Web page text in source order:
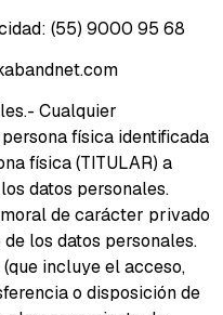
(55) 9000 95 68
Cualquier
física identificada
física (TITULAR) a
datos personales.
de carácter privado
los datos personales.
incluye el acceso,
o disposición de